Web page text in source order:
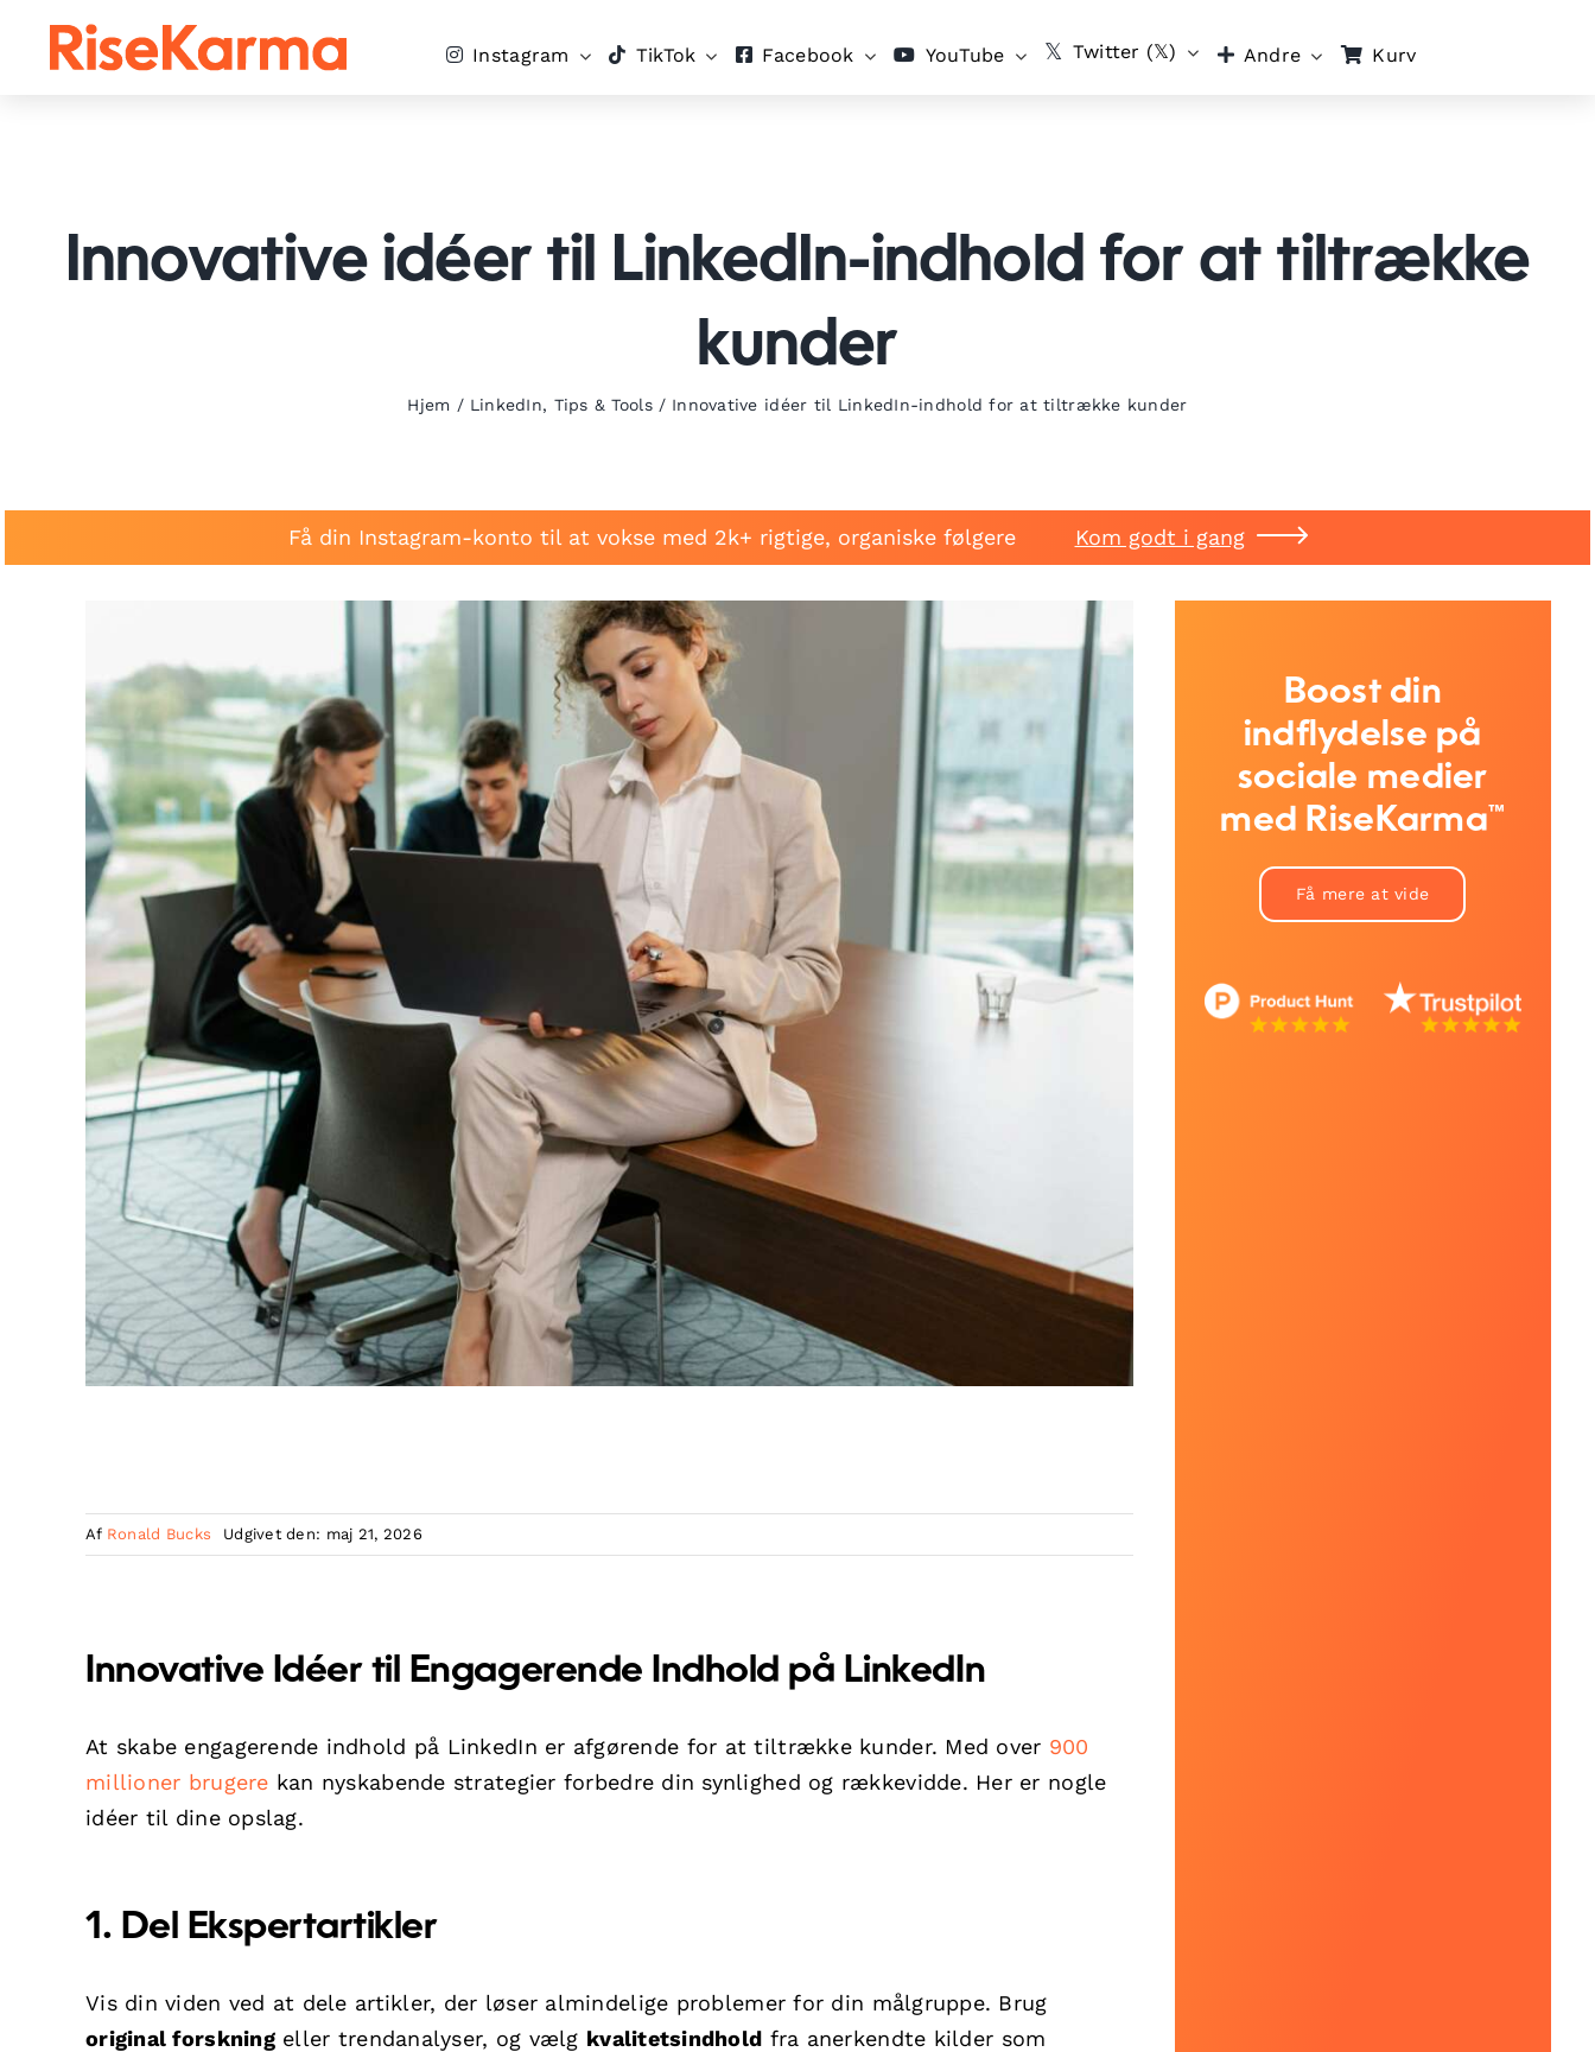
Instagram TikTok Facebook YouTube Twitter (𝕏) Andre Kurv
Innovative idéer til LinkedIn-indhold for at tiltrække
kunder
Hjem / LinkedIn, Tips & Tools / Innovative idéer til LinkedIn-indhold for at tiltrække kunder
Få din Instagram-konto til at vokse med 2k+ rigtige, organiske følgere Kom godt i gang
Af Ronald Bucks Udgivet den: maj 21, 2026
Innovative Idéer til Engagerende Indhold på LinkedIn
At skabe engagerende indhold på LinkedIn er afgørende for at tiltrække kunder. Med over 900
millioner brugere kan nyskabende strategier forbedre din synlighed og rækkevidde. Her er nogle
idéer til dine opslag.
1. Del Ekspertartikler
Vis din viden ved at dele artikler, der løser almindelige problemer for din målgruppe. Brug
original forskningeller trendanalyser, og vælg kvalitetsindhold fra anerkendte kilder som
Boost din
indflydelse på
sociale medier
med RiseKarma™
Få mere at vide